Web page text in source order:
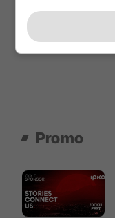
Promo